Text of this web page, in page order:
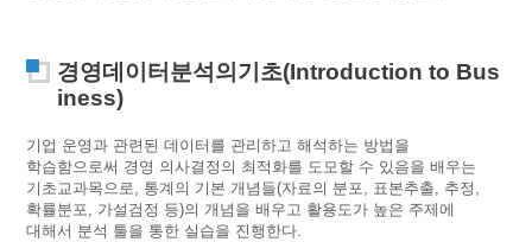
경영데이터분석의기초(Introduction to Bus
iness)
기업 운영과 관련된 데이터를 관리하고 해석하는 방법을
학습함으로써 경영 의사결정의 최적화를 도모할 수 있음을 배우는
기초교과목으로, 통계의 기본 개념들(자료의 분포, 표본추출, 추정,
확률분포, 가설검정 등)의 개념을 배우고 활용도가 높은 주제에
대해서 분석 툴을 통한 실습을 진행한다.